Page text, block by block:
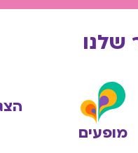
שלנו
מופעים